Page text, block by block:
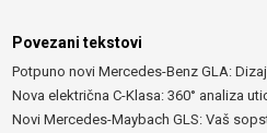
Povezani tekstovi
Potpuno novi Mercedes-Benz GLA:
Nova električna C-Klasa: 360° analiza
Novi Mercedes-Maybach GLS: Vaš